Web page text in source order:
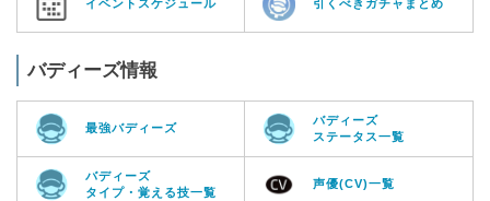
イベントスケジュール 引くべきガチャまとめ
バディーズ情報
最強バディーズ
バディーズ
ステータス一覧
バディーズ
タイプ・覚える技一覧
声優(CV)一覧